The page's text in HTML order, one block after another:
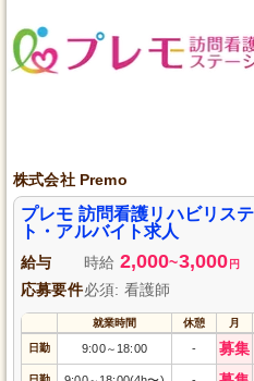
株式会社 Premo
プレモ 訪問看護リハビリス
ト・アルバイト求人
給与 時給 2,000~3,000 円
応募要件必須: 看護師
就業時間 休憩 月
日勤 9:00～ 18:00 - 募集